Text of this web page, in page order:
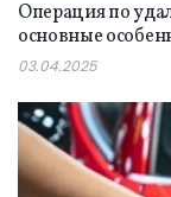
Операция по
основные
03.04.2025